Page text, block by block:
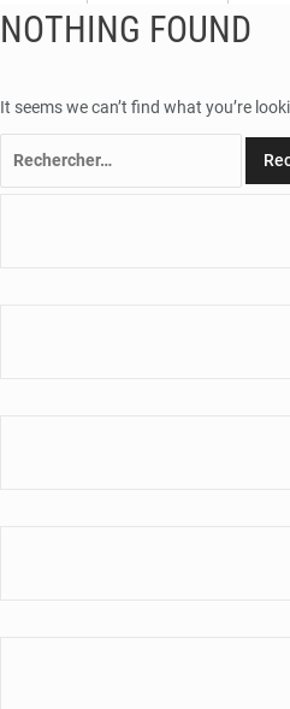
NOTHING FOUND
It seems we can’t find what you’re